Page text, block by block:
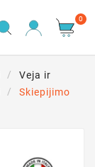
0
Veja ir
Skiepijimo